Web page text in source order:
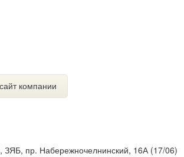
компании
ЗЯБ, пр. Набережночелнинский, 16А (17/06)